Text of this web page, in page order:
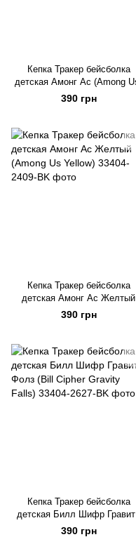
Кепка Тракер бейсболка
детская Амонг Ас (Among
390 грн
Кепка Тракер бейсболка
детская Амонг Ас Желтый
(Among Us Yellow)
390 грн
Кепка Тракер бейсболка
детская Билл Шифр
Фолз (Bill Cipher Gravity Falls)
390 грн